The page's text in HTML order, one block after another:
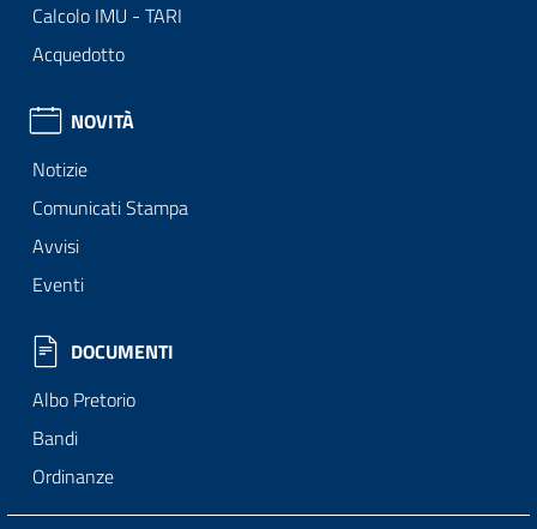
Calcolo IMU - TARI
Acquedotto
NOVITÀ
Notizie
Comunicati Stampa
Avvisi
Eventi
DOCUMENTI
Albo Pretorio
Bandi
Ordinanze